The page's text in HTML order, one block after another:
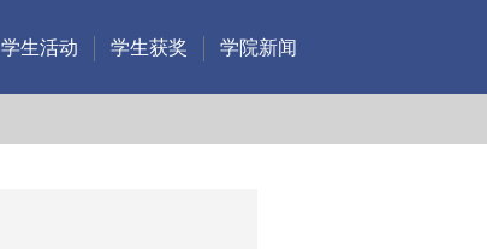
学生活动 学生获奖 学院新闻